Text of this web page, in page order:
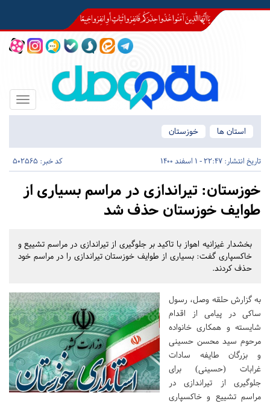
Toggle
استان ها
خوزستان
تاریخ انتشار: 22:47 - 1 اسفند 1400 کد خبر: 502565
خوزستان: تیراندازی در مراسم بسیاری از
طوایف خوزستان حذف شد
بخشدار غیزانیه اهواز با تاکید بر جلوگیری از تیراندازی در مراسم تشییع و
خاکسپاری گفت: بسیاری از طوایف خوزستان تیراندازی را در مراسم خود
حذف کردند.
به گزارش حلقه وصل، رسول
ساکی در پیامی از اقدام
شایسته و همکاری خانواده
مرحوم سید محسن حسینی
و بزرگان طایفه سادات
غرابات (حسینی) برای
جلوگیری از تیراندازی در
مراسم تشییع و خاکسپاری